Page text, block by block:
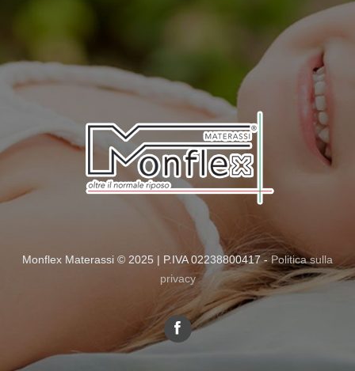
Monflex Materassi © 2025 | P.IVA 02238800417 -Politica sulla
privacy